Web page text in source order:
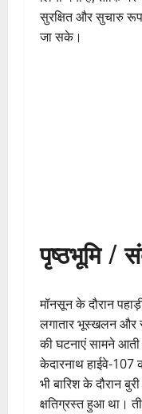
सुरक्षित और सुचारु
जा सके।
पृष्ठभूमि /
मॉनसून के दौरान
लगातार भूस्खलन
की घटनाएं सामने आती
केदारनाथ हाईवे-107
भी बारिश के दौरान
क्षतिग्रस्त हुआ था।